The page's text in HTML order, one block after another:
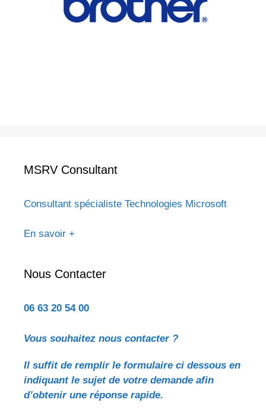
MSRV Consultant
Consultant spécialiste Technologies Microsoft
En savoir +
Nous Contacter
06 63 20 54 00
Vous souhaitez nous contacter ?
Il suffit de remplir le formulaire ci dessous en
indiquant le sujet de votre demande afin
d’obtenir une réponse rapide.